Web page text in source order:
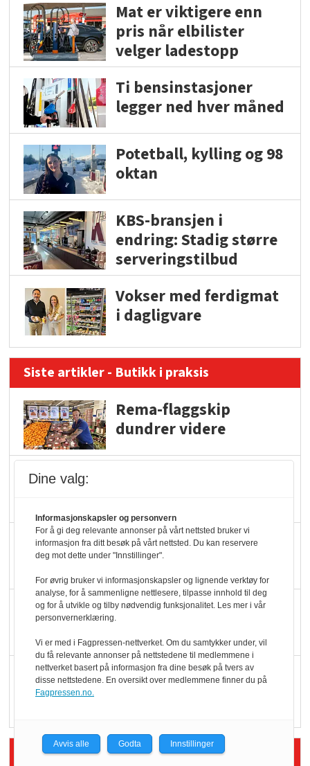
Mat er viktigere enn
pris når elbilister
velger ladestopp
Ti bensinstasjoner
legger ned hver måned
Potetball, kylling og 98
oktan
KBS-bransjen i
endring: Stadig større
serveringstilbud
Vokser med ferdigmat
i dagligvare
Siste artikler - Butikk i praksis
Rema-flaggskip
dundrer videre
Færre varer, men fulle
hyller
KI lager mat i butikken
Q passerte 1 milliard i
Siste artikler - Økologisk
Dine valg:
Informasjonskapsler og personvern
For å gi deg relevante annonser på vårt nettsted bruker vi
informasjon fra ditt besøk på vårt nettsted. Du kan reservere
deg mot dette under "Innstillinger".
For øvrig bruker vi informasjonskapsler og lignende verktøy for
analyse, for å sammenligne nettlesere, tilpasse innhold til deg
og for å utvikle og tilby nødvendig funksjonalitet. Les mer i vår
personvernerklæring.
Vi er med i Fagpressen-nettverket. Om du samtykker under, vil
du få relevante annonser på nettstedene til medlemmene i
nettverket basert på informasjon fra dine besøk på tvers av
disse nettstedene. En oversikt over medlemmene finner du på
Fagpressen.no.
Avvis alle Godta Innstillinger